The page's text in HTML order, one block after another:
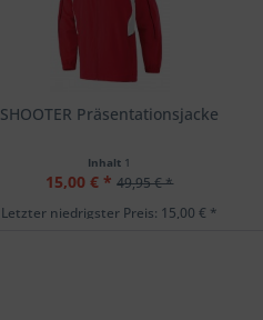
SHOOTER Präsentationsjacke
Inhalt 1
15,00 € * 49,95 € *
Letzter niedrigster Preis: 15,00 € *